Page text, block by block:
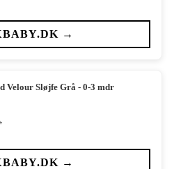
→
Velour Sløjfe Grå - 0-3 mdr
→